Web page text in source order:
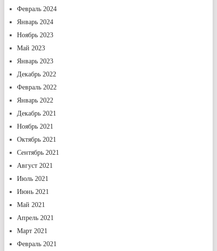
Февраль 2024
Январь 2024
Ноябрь 2023
Май 2023
Январь 2023
Декабрь 2022
Февраль 2022
Январь 2022
Декабрь 2021
Ноябрь 2021
Октябрь 2021
Сентябрь 2021
Август 2021
Июль 2021
Июнь 2021
Май 2021
Апрель 2021
Март 2021
Февраль 2021